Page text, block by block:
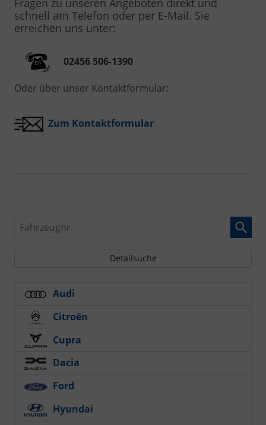
schnell am Telefon oder per E-Mail. Sie
erreichen uns unter:
02456 506-1390
Oder über unser Kontaktformular:
Zum Kontaktformular
Fahrzeugnr.
Detailsuche
Audi
Citroën
Cupra
Dacia
Ford
Hyundai